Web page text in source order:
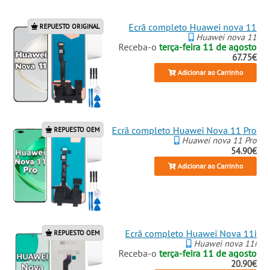
REPUESTO ORIGINAL Ecrã completo Huawei nova 11
Huawei nova 11
Receba-oterça-feira 11 de agosto
67.75€
Adicionar ao Carrinho
REPUESTO OEM Ecrã completo Huawei Nova 11 Pro
Huawei nova 11 Pro
54.90€
Adicionar ao Carrinho
REPUESTO OEM Ecrã completo Huawei Nova 11i
Huawei nova 11i
Receba-oterça-feira 11 de agosto
20.90€